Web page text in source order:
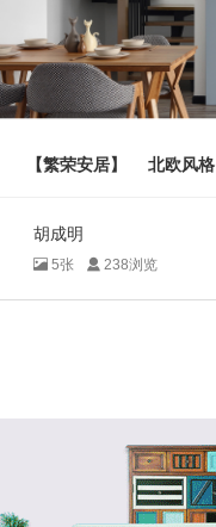
【繁荣安居】 北欧风格
胡成明
5张 238浏览